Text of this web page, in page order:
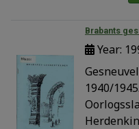
Brabants
Year:
1940/1945.